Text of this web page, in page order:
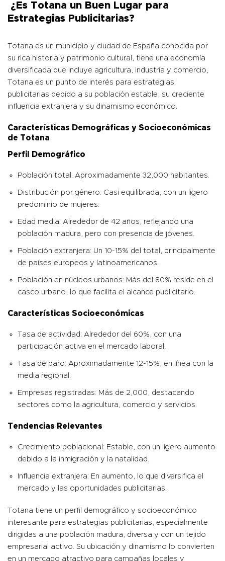
¿Es Totana un Buen Lugar para
Estrategias Publicitarias?
Totana es un municipio y ciudad de España conocida por
su rica historia y patrimonio cultural, tiene una economía
diversificada que incluye agricultura, industria y comercio,
Totana es un punto de interés para estrategias
publicitarias debido a su población estable, su creciente
influencia extranjera y su dinamismo económico.
Características Demográficas y Socioeconómicas
de Totana
Perfil Demográfico
Población total: Aproximadamente 32,000 habitantes.
Distribución por género: Casi equilibrada, con un ligero
predominio de mujeres.
Edad media: Alrededor de 42 años, reflejando una
población madura, pero con presencia de jóvenes.
Población extranjera: Un 10-15% del total, principalmente
de países europeos y latinoamericanos.
Población en núcleos urbanos: Más del 80% reside en el
casco urbano, lo que facilita el alcance publicitario.
Características Socioeconómicas
Tasa de actividad: Alrededor del 60%, con una
participación activa en el mercado laboral.
Tasa de paro: Aproximadamente 12-15%, en línea con la
media regional.
Empresas registradas: Más de 2,000, destacando
sectores como la agricultura, comercio y servicios.
Tendencias Relevantes
Crecimiento poblacional: Estable, con un ligero aumento
debido a la inmigración y la natalidad.
Influencia extranjera: En aumento, lo que diversifica el
mercado y las oportunidades publicitarias.
Totana tiene un perfil demográfico y socioeconómico
interesante para estrategias publicitarias, especialmente
dirigidas a una población madura, diversa y con un tejido
empresarial activo. Su ubicación y dinamismo lo convierten
en un mercado atractivo para campañas locales y